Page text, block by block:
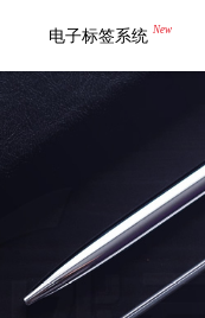
电子标签系统 New